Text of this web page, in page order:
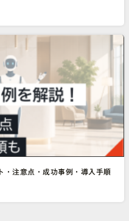
・注意点・成功事例・導入手順